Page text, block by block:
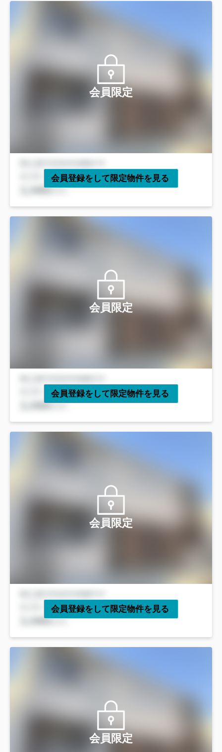
会員限定
会員登録をして限定物件を見る
会員限定
会員登録をして限定物件を見る
会員限定
会員登録をして限定物件を見る
会員限定